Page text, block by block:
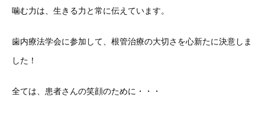
噛む力は、生きる力と常に伝えています。
歯内療法学会に参加して、根管治療の大切さを心新たに決意しま
した！
全ては、患者さんの笑顔のために・・・